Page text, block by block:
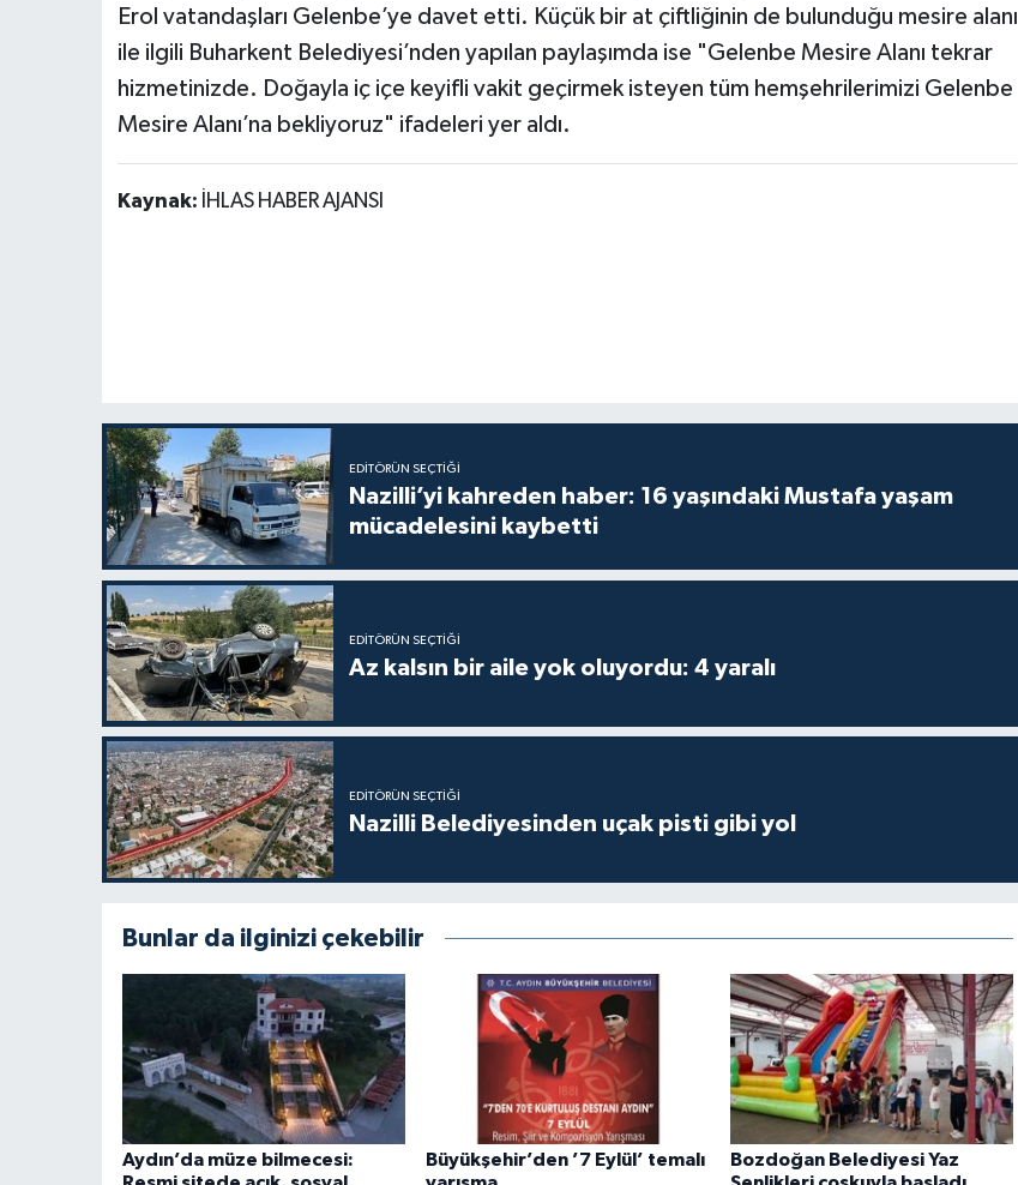
Erol vatandaşları Gelenbe’ye davet etti. Küçük bir at çiftliğinin de bulunduğu mesire alanı
ile ilgili Buharkent Belediyesi’nden yapılan paylaşımda ise "Gelenbe Mesire Alanı tekrar
hizmetinizde. Doğayla iç içe keyifli vakit geçirmek isteyen tüm hemşehrilerimizi Gelenbe
Mesire Alanı’na bekliyoruz" ifadeleri yer aldı.
Kaynak: İHLAS HABER AJANSI
EDITÖRÜN SEÇTIĞI
Nazilli’yi kahreden haber: 16 yaşındaki Mustafa yaşam
mücadelesini kaybetti
EDITÖRÜN SEÇTIĞI
Az kalsın bir aile yok oluyordu: 4 yaralı
EDITÖRÜN SEÇTIĞI
Nazilli Belediyesinden uçak pisti gibi yol
Bunlar da ilginizi çekebilir
Aydın’da müze bilmecesi:
Büyükşehir’den ’7 Eylül’ temalı
Bozdoğan Belediyesi Yaz